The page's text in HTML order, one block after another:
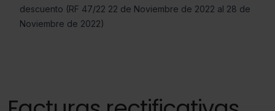
descuento (RF 47/22 22 de Noviembre de 2022 al 28 de
Noviembre de 2022)